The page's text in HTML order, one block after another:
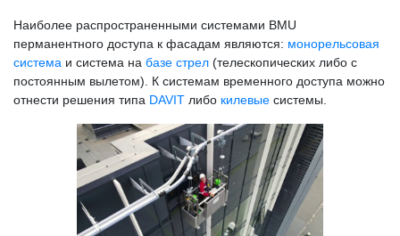
Наиболее распространенными системами BMU
перманентного доступа к фасадам являются: монорельсовая
система и система на базе стрел (телескопических либо с
постоянным вылетом). К системам временного доступа можно
отнести решения типа DAVIT либо килевые системы.